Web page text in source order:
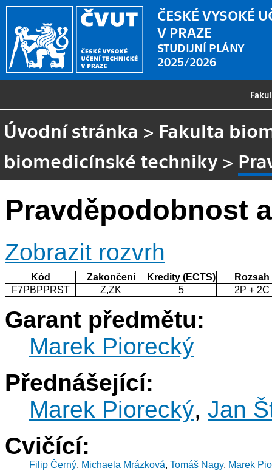
ČESKÉ VYSOKÉ
V PRAZE
STUDIJNÍ PLÁNY
2025/2026
Úvodní stránka > Fakulta
biomedicínské techniky >
Pravděpodobnost
Zobrazit rozvrh
Kód Zakončení Kredity (ECTS)
Rozsah
F7PBPPRST
Z,ZK 5 2P + 2C
Garant předmětu:
Marek Piorecký
Přednášející:
Marek Piorecký, Jan
Cvičící:
Filip Černý, Michaela Mrázková, Tomáš Nagy, Marek